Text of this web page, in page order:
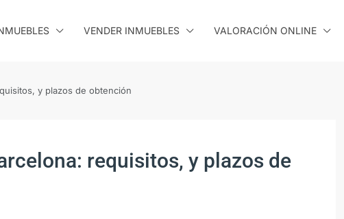
VENDER INMUEBLES VALORACIÓN ONLINE
y plazos de obtención
requisitos, y plazos de